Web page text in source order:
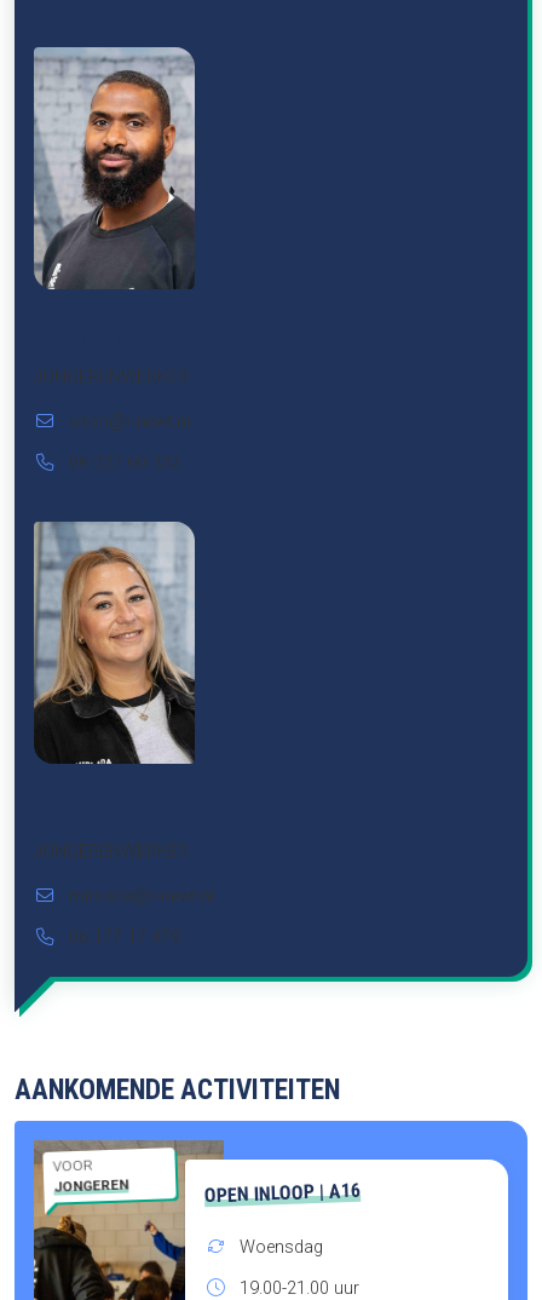
JONGERENWERKER
olton@r-newt.nl
06 227 60 332
JONGERENWERKER
mirsada@r-newt.nl
06 177 17 479
AANKOMENDE ACTIVITEITEN
VOOR
JONGEREN OPEN INLOOP | A16
Woensdag
19.00-21.00 uur